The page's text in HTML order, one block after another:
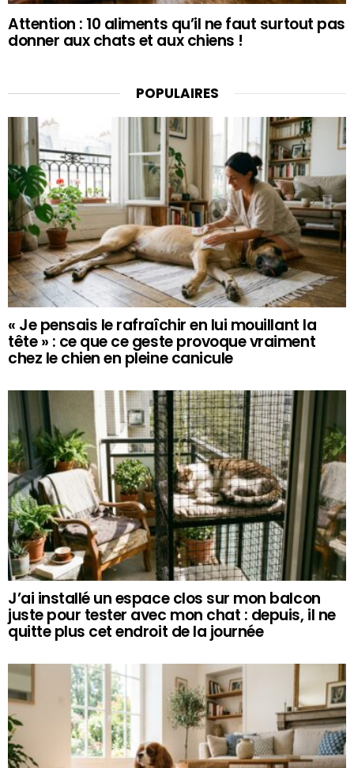
Attention : 10 aliments qu’il ne faut surtout pas
donner aux chats et aux chiens !
POPULAIRES
« Je pensais le rafraîchir en lui mouillant la
tête » : ce que ce geste provoque vraiment
chez le chien en pleine canicule
J’ai installé un espace clos sur mon balcon
juste pour tester avec mon chat : depuis, il ne
quitte plus cet endroit de la journée